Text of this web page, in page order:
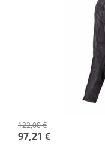
122,00 €
97,21 €